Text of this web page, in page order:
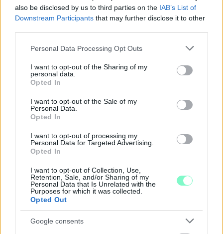
also be disclosed by us to third parties on the IAB’s List of
Downstream Participants that may further disclose it to other
Please note that this website/app uses one or more Google
not limited to your visit or usage behaviour. You may click to
grant or deny consent to Google and its third-party tags to
use your data for below specified purposes in below Google
consent section.
Personal Data Processing Opt Outs
I want to opt-out of the Sharing of my
personal data.
Opted In
I want to opt-out of the Sale of my
Personal Data.
Opted In
I want to opt-out of processing my
Personal Data for Targeted Advertising.
Opted In
I want to opt-out of Collection, Use,
Retention, Sale, and/or Sharing of my
Personal Data that Is Unrelated with the
Purposes for which it was collected.
Opted Out
Google consents
A RÓMAIAKTÓL AZ AGYAGKATONÁKIG –
TÁRLATVEZETÉSEK, WORKSHOP ÉS
KÖZÖNSÉGTALÁLKOZÓ VÁRJA A LÁTOGATÓKAT A
GYŐRI RÓMER MÚZEUMBAN
hét második felére, a hőségriadó idején ráadásul a Várkazamata
– Kőtár is díjmentesen látogatható.